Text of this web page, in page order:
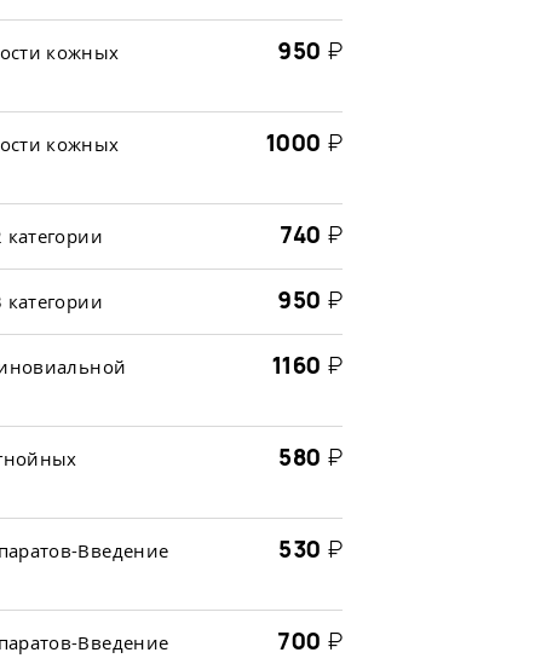
кожных
950 ₽
кожных
1000 ₽
740 ₽
950 ₽
1160 ₽
580 ₽
Введение
530 ₽
Введение
700 ₽